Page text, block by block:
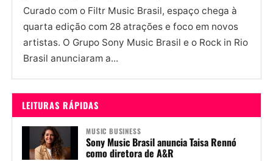
Curado com o Filtr Music Brasil, espaço chega à
quarta edição com 28 atrações e foco em novos
artistas. O Grupo Sony Music Brasil e o Rock in Rio
Brasil anunciaram a...
LEITURAS RÁPIDAS
MUSIC BUSINESS
Sony Music Brasil anuncia Taisa Rennó
como diretora de A&R